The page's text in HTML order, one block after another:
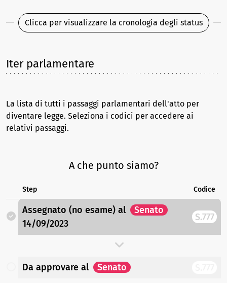
Clicca per visualizzare la cronologia degli status
Iter parlamentare
La lista di tutti i passaggi parlamentari dell'atto per
diventare legge. Seleziona i codici per accedere ai
relativi passaggi.
A che punto siamo?
Step Codice
Assegnato (no esame) al
Senato
14/09/2023
S.777
Da approvare al Senato